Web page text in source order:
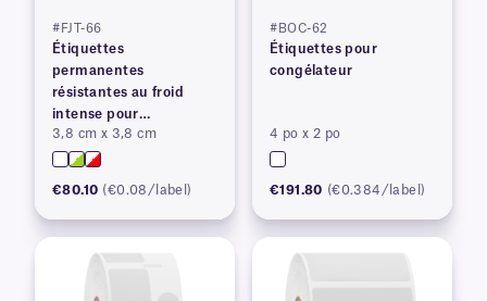
#FJT-66
Étiquettes
permanentes
résistantes au froid
intense pour
imprimantes à transfert
thermique
3,8 cm x 3,8 cm
€80.10 (€0.08/label)
#BOC-62
Étiquettes pour
congélateur
4 po x 2 po
€191.80 (€0.384/label)